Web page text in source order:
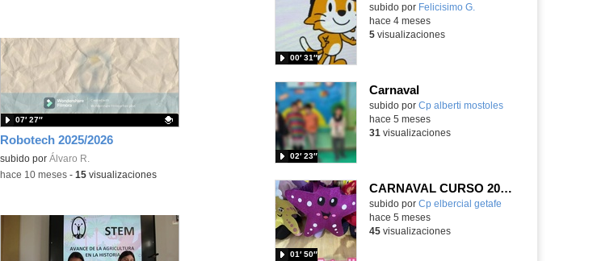
Robotech 2025/2026
Contenido educativo.
subido por Álvaro R.
07′ 27″
-hace 10 meses- 15visualizaciones
Contenido educativo.
subido por Felicisimo G.
00′ 31″
hace 4 meses
5visualizaciones
Carnaval
subido por Cp alberti mostoles
02′ 23″
-
hace 5 meses
31 visualizaciones
CARNAVAL CURSO 2025-26
Contenido educativo.
subido por Cp elbercial getafe
01′ 50″
hace 5 meses
45visualizaciones